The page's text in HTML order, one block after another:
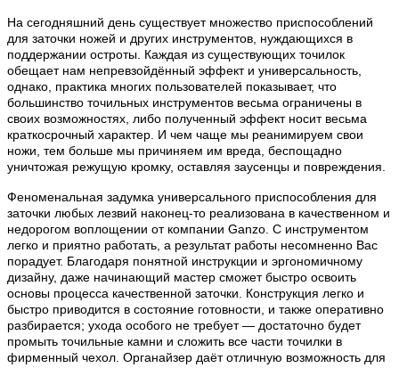
На сегодняшний день существует множество приспособлений
для заточки ножей и других инструментов, нуждающихся в
поддержании остроты. Каждая из существующих точилок
обещает нам непревзойдённый эффект и универсальность,
однако, практика многих пользователей показывает, что
большинство точильных инструментов весьма ограничены в
своих возможностях, либо полученный эффект носит весьма
краткосрочный характер. И чем чаще мы реанимируем свои
ножи, тем больше мы причиняем им вреда, беспощадно
уничтожая режущую кромку, оставляя заусенцы и повреждения.
Феноменальная задумка универсального приспособления для
заточки любых лезвий наконец-то реализована в качественном и
недорогом воплощении от компании Ganzo. С инструментом
легко и приятно работать, а результат работы несомненно Вас
порадует. Благодаря понятной инструкции и эргономичному
дизайну, даже начинающий мастер сможет быстро освоить
основы процесса качественной заточки. Конструкция легко и
быстро приводится в состояние готовности, и также оперативно
разбирается; ухода особого не требует — достаточно будет
промыть точильные камни и сложить все части точилки в
фирменный чехол. Органайзер даёт отличную возможность для